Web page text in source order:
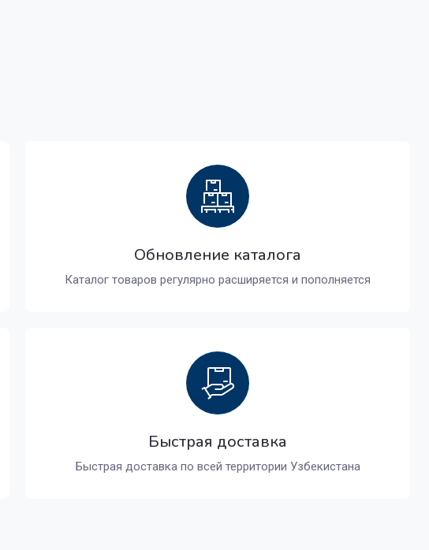
Обновление каталога
Каталог товаров регулярно расширяется и пополняется
Быстрая доставка
Быстрая доставка по всей территории Узбекистана